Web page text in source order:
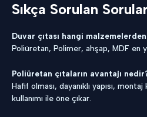
Sıkça Sorulan Sorular
Duvar çıtası hangi malzemelerden
Poliüretan, Polimer, ahşap, MDF en
Poliüretan çıtaların avantajı
Hafif olması, dayanıklı yapısı,
kullanımı ile öne çıkar.